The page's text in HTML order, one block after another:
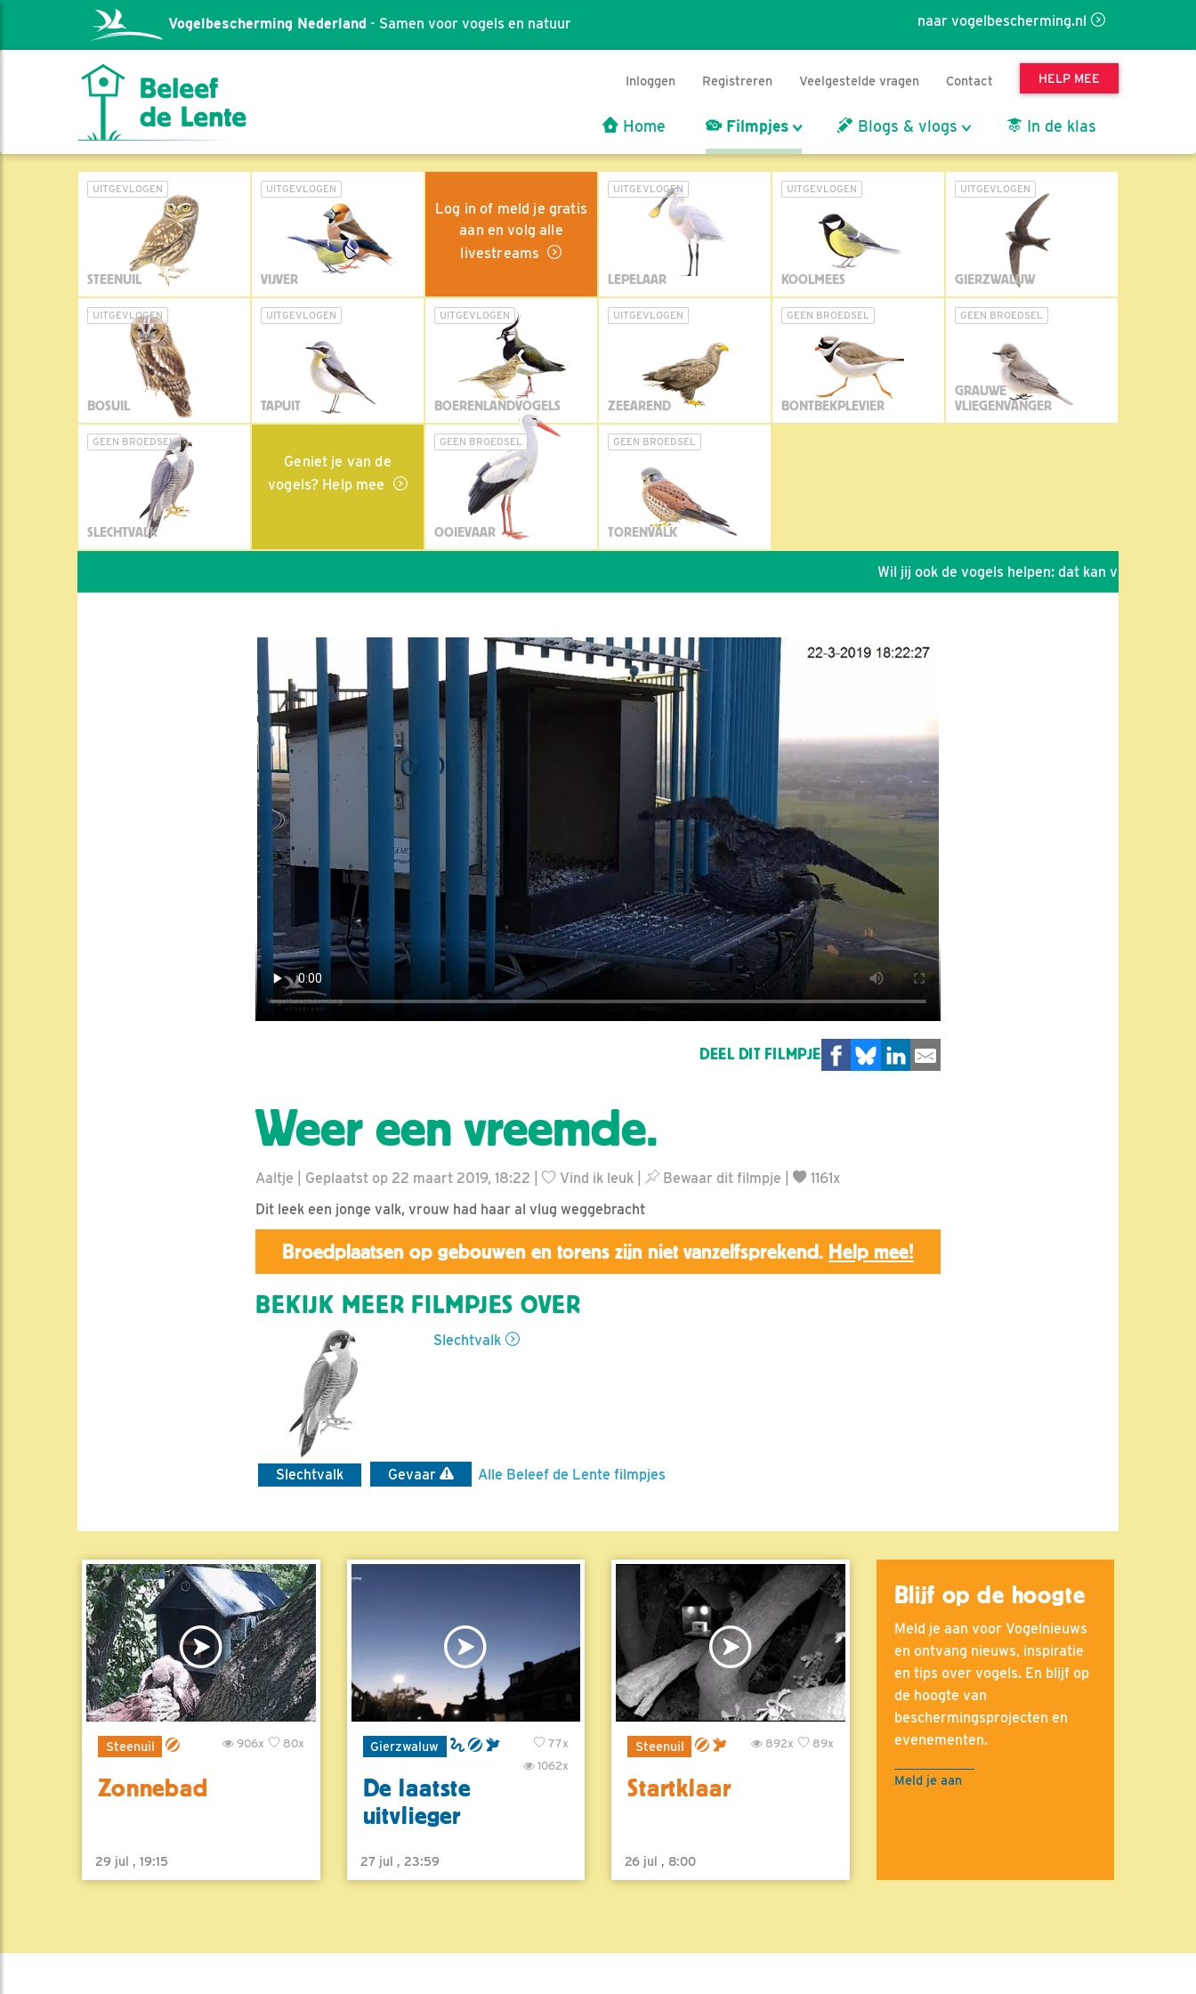
naar vogelbescherming.nl
Vogelbescherming Nederland - Samen voor vogels en natuur
Inloggen Registreren Veelgestelde vragen Contact HELP MEE
Home Filmpjes Blogs & vlogs In de klas
UITGEVLOGEN
STEENUIL
UITGEVLOGEN
VIJVER
Log in of meld je gratis
aan en volg alle
livestreams
UITGEVLOGEN
LEPELAAR
UITGEVLOGEN
KOOLMEES
UITGEVLOGEN
GIERZWALUW
UITGEVLOGEN
BOSUIL
UITGEVLOGEN
TAPUIT
UITGEVLOGEN
BOERENLANDVOGELS
UITGEVLOGEN
ZEEAREND
GEEN BROEDSEL
BONTBEKPLEVIER
GEEN BROEDSEL
GRAUWE
VLIEGENVANGER
GEEN BROEDSEL
SLECHTVALK
Geniet je van de
vogels? Help mee
GEEN BROEDSEL
OOIEVAAR
GEEN BROEDSEL
TORENVALK
Wil jij ook de vogels helpen: dat kan via de link!
DEEL DIT FILMPJE
Weer een vreemde.
Aaltje | Geplaatst op 22 maart 2019, 18:22 | Vind ik leuk Bewaar dit filmpje
1161x
Dit leek een jonge valk, vrouw had haar al vlug weggebracht
Broedplaatsen op gebouwen en torens zijn niet vanzelfsprekend. Help mee!
BEKIJK MEER FILMPJES OVER
Slechtvalk
Slechtvalk Gevaar Alle Beleef de Lente filmpjes
Steenuil 80x
906x
Zonnebad
29 jul , 19:15
Gierzwaluw
77x
1062x
De laatste
uitvlieger
27 jul , 23:59
Steenuil 89x
892x
Startklaar
26 jul , 8:00
Blijf op de hoogte
Meld je aan voor Vogelnieuws
en ontvang nieuws, inspiratie
en tips over vogels. En blijf op
de hoogte van
beschermingsprojecten en
evenementen.
Meld je aan